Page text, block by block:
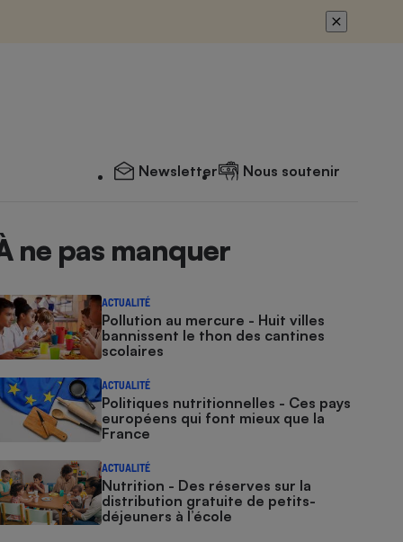
Newsletter Nous soutenir
ne pas manquer
ACTUALITÉ
Pollution au mercure - Huit villes
bannissent le thon des cantines
scolaires
ACTUALITÉ
Politiques nutritionnelles - Ces pays
européens qui font mieux que la
France
ACTUALITÉ
Nutrition - Des réserves sur la
distribution gratuite de petits-
déjeuners à l’école